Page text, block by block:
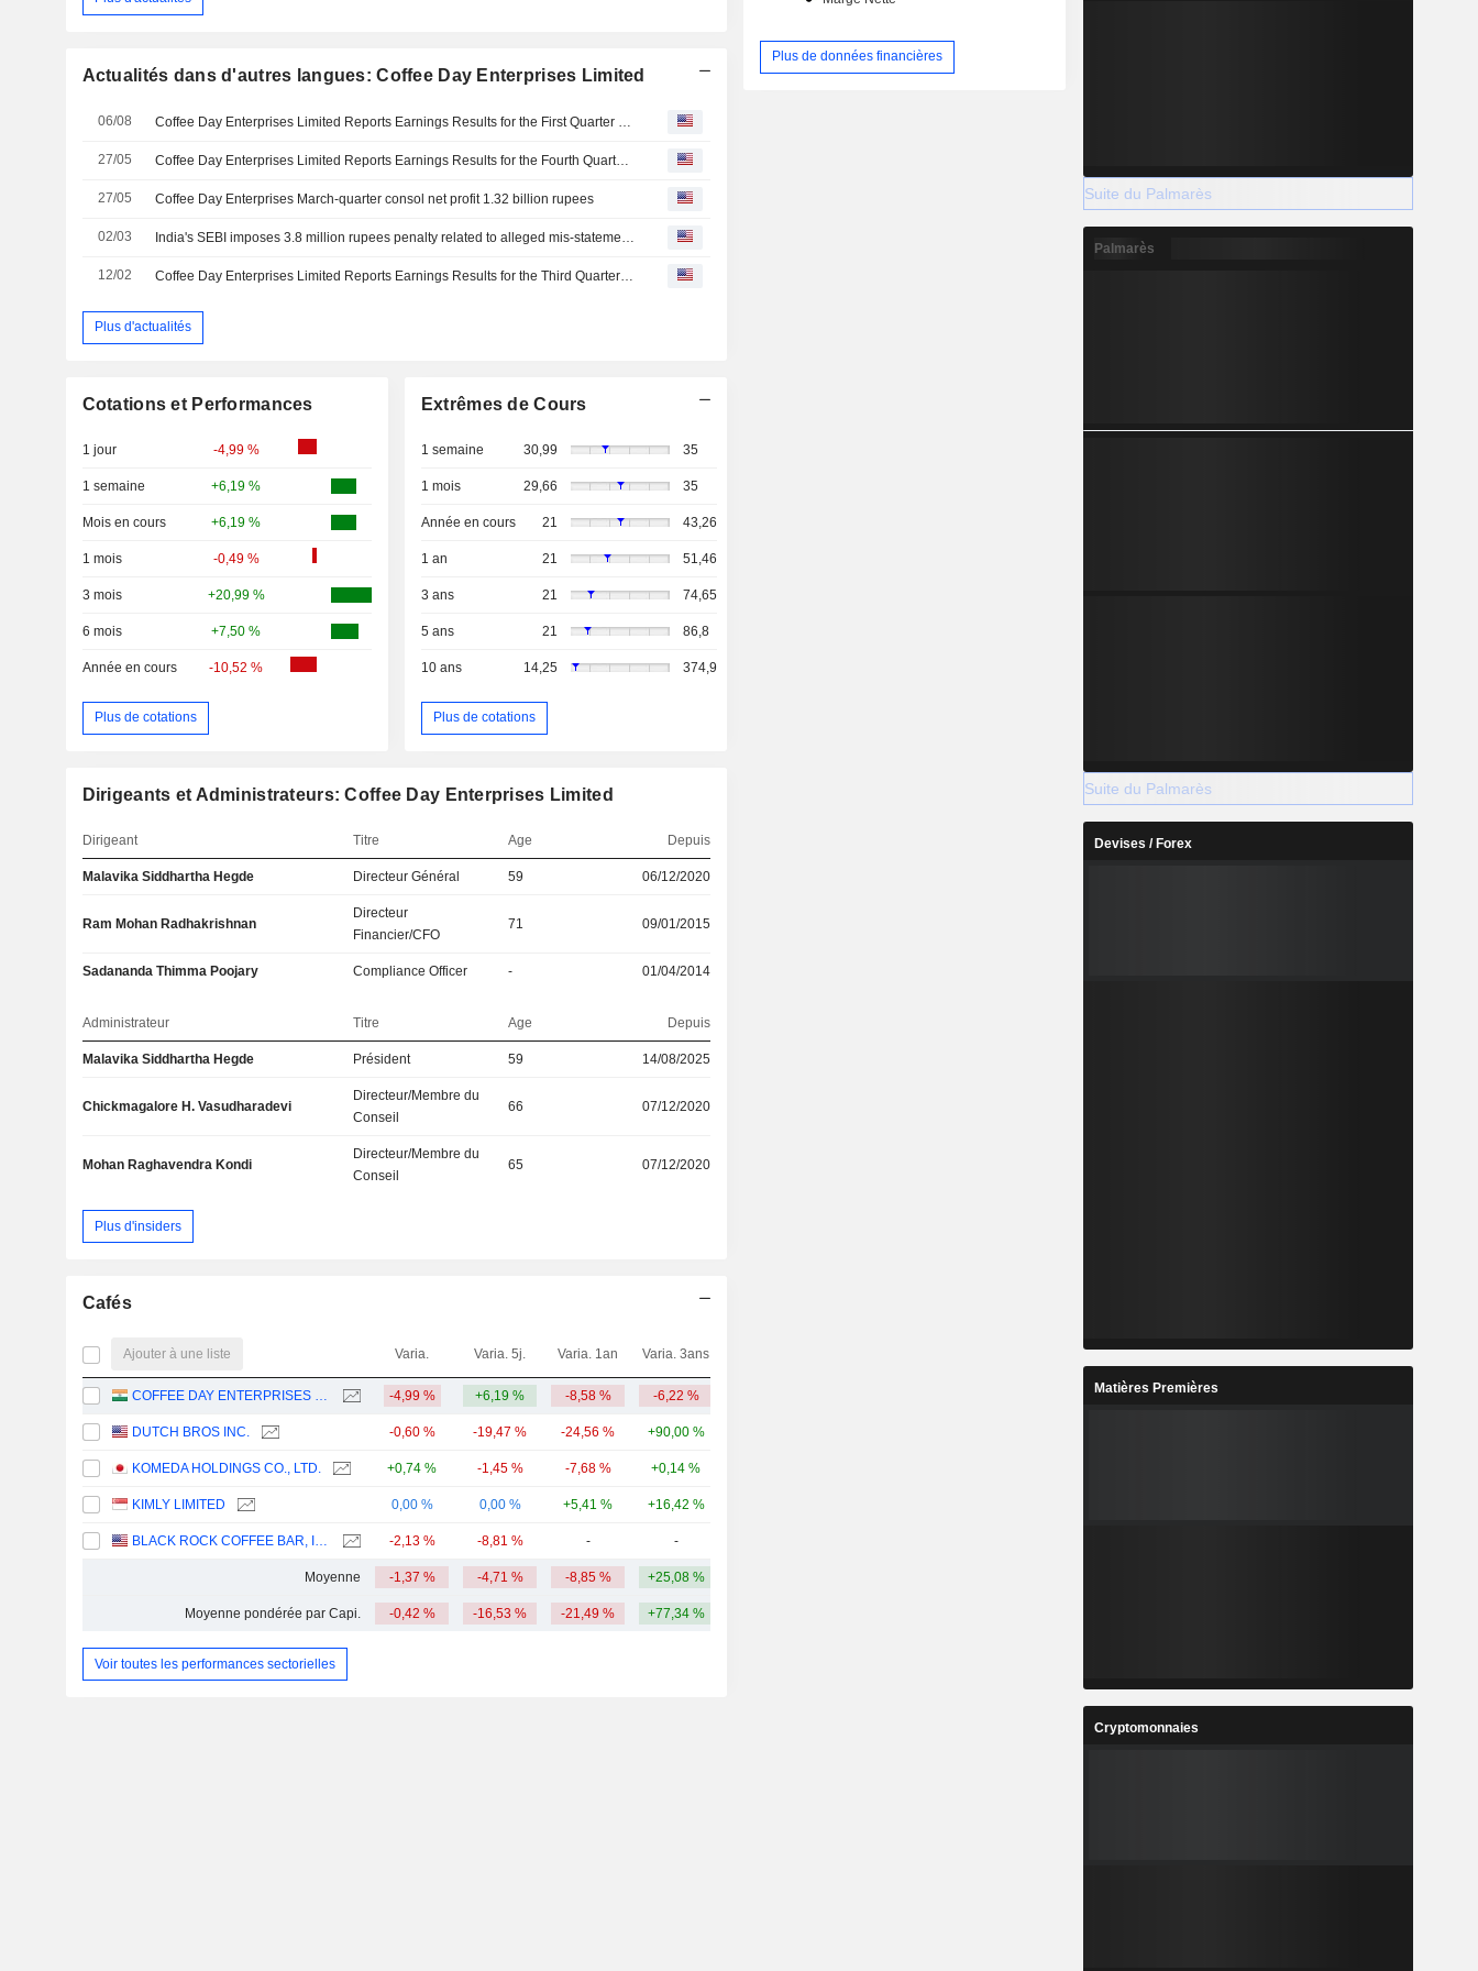
Actualités dans d'autres langues: Coffee Day Enterprises Limited
06/08
27/05
27/05 Coffee Day Enterprises March-quarter consol net profit 1.32 billion rupees
02/03
12/02
Plus d'actualités
Cotations et Performances
1 jour -4,99 %
1 semaine +6,19 %
Mois en cours +6,19 %
1 mois -0,49 %
3 mois +20,99 %
6 mois +7,50 %
Année en cours -10,52 %
Plus de cotations
Extrêmes de Cours
1 semaine 30,99 35
1 mois 29,66 35
Année en cours 21 43,26
1 an 21 51,46
3 ans 21 74,65
5 ans 21 86,8
10 ans 14,25 374,9
Plus de cotations
Dirigeants et Administrateurs: Coffee Day Enterprises Limited
Dirigeant Titre Age Depuis
Malavika Siddhartha Hegde Directeur Général 59 06/12/2020
Ram Mohan Radhakrishnan
Directeur
Financier/CFO
71 09/01/2015
Sadananda Thimma Poojary Compliance Officer - 01/04/2014
Administrateur Titre Age Depuis
Malavika Siddhartha Hegde Président 59 14/08/2025
Chickmagalore H. Vasudharadevi
Directeur/Membre du
Conseil
66 07/12/2020
Mohan Raghavendra Kondi
Directeur/Membre du
Conseil
65 07/12/2020
Plus d'insiders
Cafés
Ajouter à une liste Varia. Varia. 5j. Varia. 1an Varia. 3ans
COFFEE DAY ENTERPRISES LIMITED -4,99 % +6,19 % -8,58 % -6,22 %
DUTCH BROS INC. -0,60 % -19,47 % -24,56 % +90,00 %
KOMEDA HOLDINGS CO., LTD. +0,74 % -1,45 % -7,68 % +0,14 %
KIMLY LIMITED 0,00 % 0,00 % +5,41 % +16,42 %
BLACK ROCK COFFEE BAR, INC. -2,13 % -8,81 % - -
Moyenne -1,37 % -4,71 % -8,85 % +25,08 %
Moyenne pondérée par Capi. -0,42 % -16,53 % -21,49 % +77,34 %
Voir toutes les performances sectorielles
Plus de données financières
Suite du Palmarès
Palmarès
Suite du Palmarès
Devises / Forex
Matières Premières
Cryptomonnaies